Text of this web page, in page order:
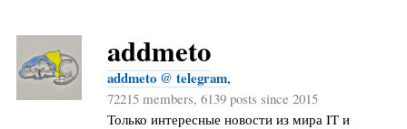
addmeto
addmeto @ telegram,
72215 members, 6139 posts since 2015
Только интересные новости из мира IT и